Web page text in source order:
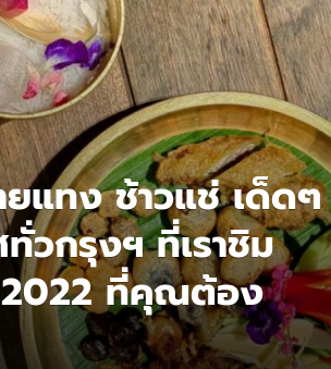
แทง ช้าวแช่ เด็ดๆ
วกรุงฯ ที่เราชิม
2022 ที่คุณต้อง